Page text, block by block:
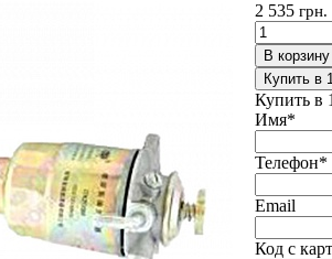
2 535 грн.
В корзину
Купить в
Купить в
Имя*
Телефон*
Email
Код с